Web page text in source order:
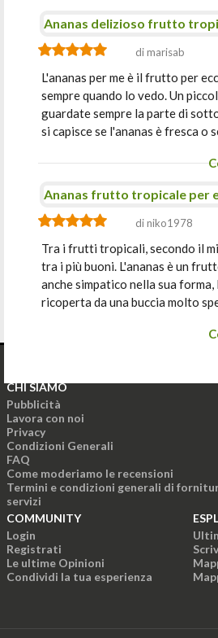
Ananas delizioso frutto
di marisab
L'ananas per me è il frutto per
sempre quando lo vedo. Un
guardate sempre la parte di
si capisce se l'ananas è fresca o
Ananas frutto tropicale per
di niko1978
Tra i frutti tropicali, secondo il
tra i più buoni. L'ananas è un
anche simpatico nella sua forma,
ricoperta da una buccia molto
CHI SIAMO
Pubblicità
Lavora con noi
Privacy
Condizioni Generali
FAQ
Come moderiamo le recensioni
Termini e condizioni generali di
servizi
COMMUNITY
Login
Registrati
Le ultime Opinioni
Condividi la tua esperienza